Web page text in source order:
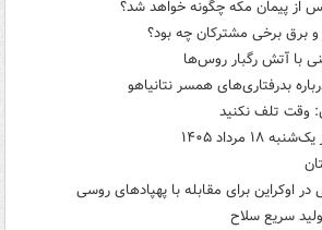
از پیمان مکه چگونه خواهد شد؟
برق برخی مشترکان چه بود؟
با آتش رگبار روس‌ها
بدرفتاری‌های همسر نتانیاهو
وقت تلف نکنید
مرداد ۱۴۰۵
در اوکراین برای مقابله با پهپادهای روسی
سریع سلاح